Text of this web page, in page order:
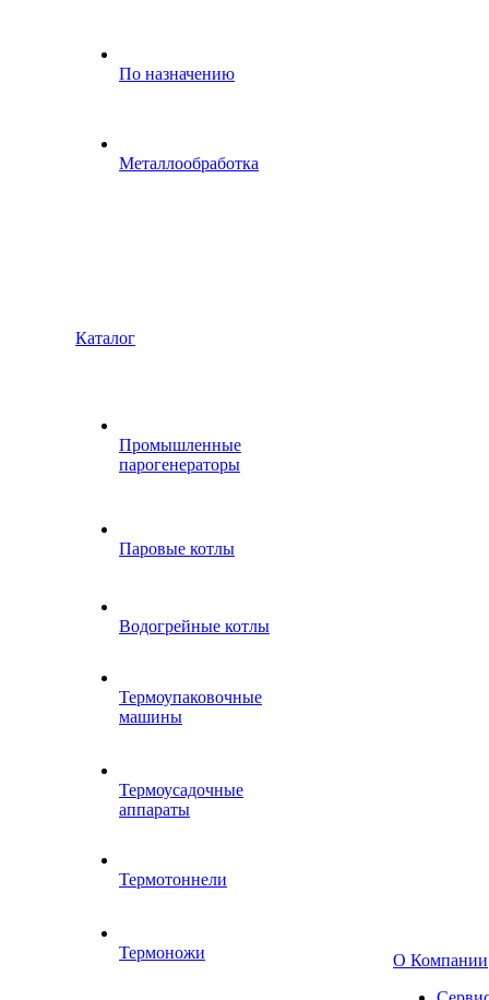
По назначению
Металлообработка
Каталог
Промышленные
парогенераторы
Паровые котлы
Водогрейные котлы
Термоупаковочные
машины
Термоусадочные
аппараты
Термотоннели
Термоножи
О Компании